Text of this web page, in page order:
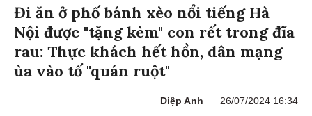
Đi ăn ở phố bánh xèo nổi tiếng Hà
Nội được "tặng kèm" con rết trong đĩa
rau: Thực khách hết hồn, dân mạng
ùa vào tố "quán ruột"
Diệp Anh 26/07/2024 16:34